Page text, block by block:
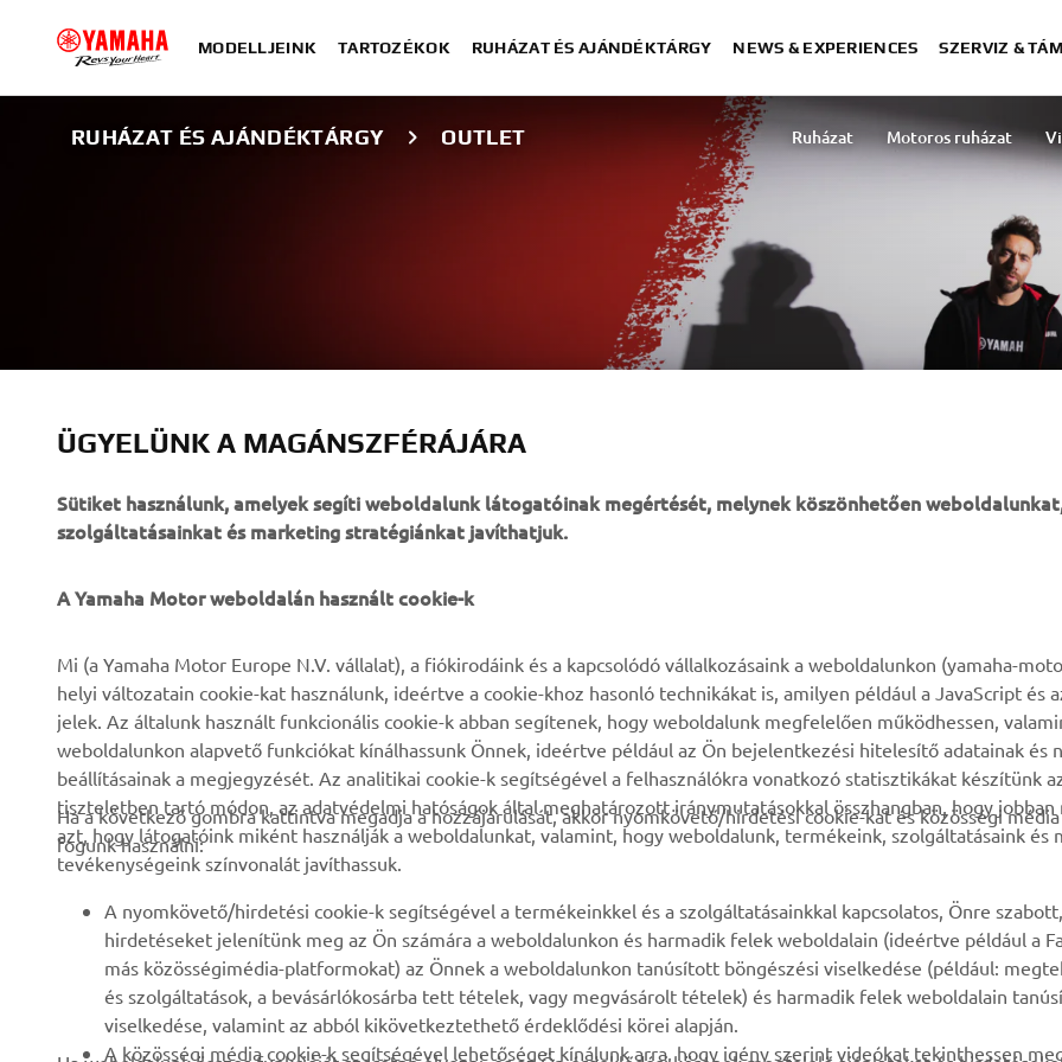
MODELLJEINK TARTOZÉKOK RUHÁZAT ÉS AJÁNDÉKTÁRGY NEWS & EXPERIENCES SZERVIZ &
RUHÁZAT ÉS AJÁNDÉKTÁRGY OUTLET Ruházat Motoros ruházat
OUTLET
Rólunk
Hírek és Promóciók
Sajtó
Munka a Yamahánál
Legyen kereskedő
Emberi jogi szabályzat
Fenntarthatósági
eBike rendszerek
Hatóságok
Gyors beavatkozók
Motoros iskola
Robotics
Partnerségek
Műszaki információk
független szervizeknek
Yamaha Music
Yamaha Racing
Yamaha Motor Global
Alkatrész katalógus
Karbantartásra vonatkozó
foglalás
Márkakereskedő kereső
Akkumulátorok
kezeléséről
ÜGYELÜNK A MAGÁNSZFÉRÁJÁRA
Sütiket használunk, amelyek segíti weboldalunk látogatóinak megértését, melynek köszönhetően
szolgáltatásainkat és marketing stratégiánkat javíthatjuk.
A Yamaha Motor weboldalán használt cookie-k
Mi (a Yamaha Motor Europe N.V. vállalat), a fiókirodáink és a kapcsolódó vállalkozásaink a weboldalunkon (yamaha-
helyi változatain cookie-kat használunk, ideértve a cookie-khoz hasonló technikákat is, amilyen például a JavaScript és
jelek. Az általunk használt funkcionális cookie-k abban segítenek, hogy weboldalunk megfelelően működhessen,
weboldalunkon alapvető funkciókat kínálhassunk Önnek, ideértve például az Ön bejelentkezési hitelesítő adatainak és
beállításainak a megjegyzését. Az analitikai cookie-k segítségével a felhasználókra vonatkozó statisztikákat készítünk
tiszteletben tartó módon, az adatvédelmi hatóságok által meghatározott iránymutatásokkal összhangban, hogy jobban
azt, hogy látogatóink miként használják a weboldalunkat, valamint, hogy weboldalunk, termékeink, szolgáltatásaink és
tevékenységeink színvonalát javíthassuk.
Ha a következő gombra kattintva megadja a hozzájárulását, akkor nyomkövető/hirdetési cookie-kat és közösségi
fogunk használni:
A nyomkövető/hirdetési cookie-k segítségével a termékeinkkel és a szolgáltatásainkkal kapcsolatos, Önre
hirdetéseket jelenítünk meg az Ön számára a weboldalunkon és harmadik felek weboldalain (ideértve például a
más közösségimédia-platformokat) az Önnek a weboldalunkon tanúsított böngészési viselkedése (például:
és szolgáltatások, a bevásárlókosárba tett tételek, vagy megvásárolt tételek) és harmadik felek weboldalain
viselkedése, valamint az abból kikövetkeztethető érdeklődési körei alapján.
A közösségi média cookie-k segítségével lehetőséget kínálunk arra, hogy igény szerint videókat tekinthessen